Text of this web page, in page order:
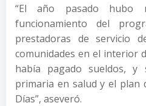
“El año pasado hubo
funcionamiento del
prestadoras de servicio
comunidades en el interior
había pagado sueldos,
primaria en salud y el plan
Días”, aseveró.